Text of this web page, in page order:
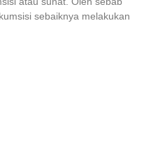
sebaiknya melakukan